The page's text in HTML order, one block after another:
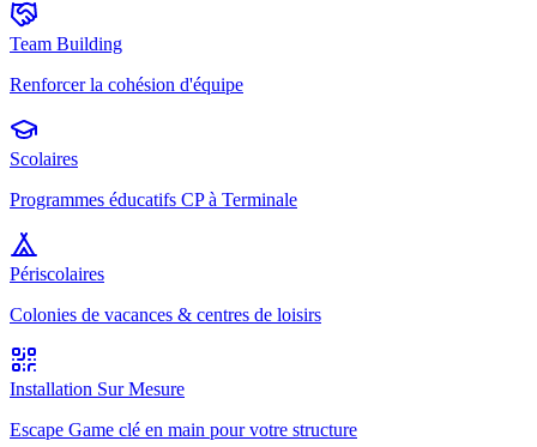
Team Building
Renforcer la cohésion d'équipe
Scolaires
Programmes éducatifs CP à Terminale
Périscolaires
Colonies de vacances & centres de loisirs
Installation Sur Mesure
Escape Game clé en main pour votre structure